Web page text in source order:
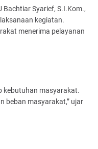
Bachtiar Syarief, S.I.Kom.,
kegiatan.
menerima pelayanan
kebutuhan masyarakat.
beban masyarakat,” ujar